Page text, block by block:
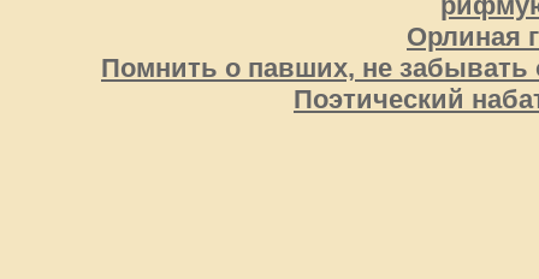
Орлиная
Помнить о павших, не забывать
Поэтический